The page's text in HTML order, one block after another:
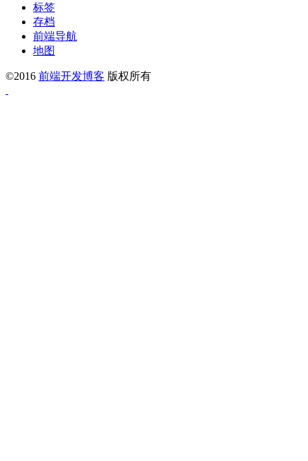
标签
存档
前端导航
地图
©2016 前端开发博客 版权所有